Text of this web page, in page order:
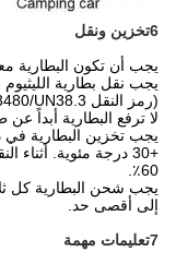
6تخزين ونقل
يجب أن تكون البطارية
يجب نقل بطارية الليثيوم
(رمز النقل UN3480/UN38.3).
لا ترفع البطارية
60٪.
يجب شحن البطارية كل
إلى أقصى حد.
7تعليمات مهمة